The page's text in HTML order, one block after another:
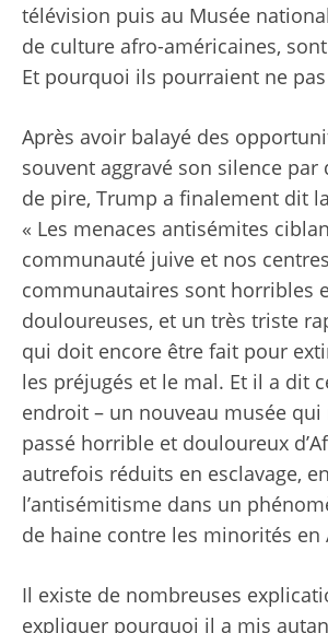
télévision puis au Musée
de culture afro-américaines,
Et pourquoi ils pourraient ne
Après avoir balayé des
souvent aggravé son silence par
de pire, Trump a finalement dit
« Les menaces antisémites
communauté juive et nos centres
communautaires sont horribles
douloureuses, et un très triste
qui doit encore être fait pour
les préjugés et le mal. Et il a dit
endroit – un nouveau musée qui
passé horrible et douloureux
autrefois réduits en esclavage,
l’antisémitisme dans un
de haine contre les minorités en
Il existe de nombreuses
expliquer pourquoi il a mis